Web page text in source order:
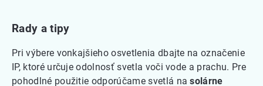
Rady a tipy
Pri výbere vonkajšieho osvetlenia dbajte na označenie
IP, ktoré určuje odolnosť svetla voči vode a prachu. Pre
pohodlné použitie odporúčame svetlá nasolárne